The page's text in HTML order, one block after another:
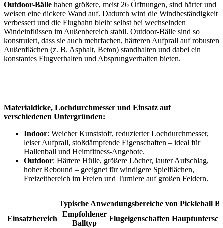
Outdoor-Bälle haben größere, meist 26 Öffnungen, sind härter und
weisen eine dickere Wand auf. Dadurch wird die Windbeständigkeit
verbessert und die Flugbahn bleibt selbst bei wechselnden
Windeinflüssen im Außenbereich stabil. Outdoor-Bälle sind so
konstruiert, dass sie auch mehrfachen, härteren Aufprall auf robusten
Außenflächen (z. B. Asphalt, Beton) standhalten und dabei ein
konstantes Flugverhalten und Absprungverhalten bieten.
Materialdicke, Lochdurchmesser und Einsatz auf
verschiedenen Untergründen:
Indoor: Weicher Kunststoff, reduzierter Lochdurchmesser,
leiser Aufprall, stoßdämpfende Eigenschaften – ideal für
Hallenball und Heimfitness-Angebote.
Outdoor: Härtere Hülle, größere Löcher, lauter Aufschlag,
hoher Rebound – geeignet für windigere Spielflächen,
Freizeitbereich im Freien und Turniere auf großen Feldern.
Typische Anwendungsbereiche von Pickleball
Einsatzbereich
Empfohlener
Balltyp
Flugeigenschaften